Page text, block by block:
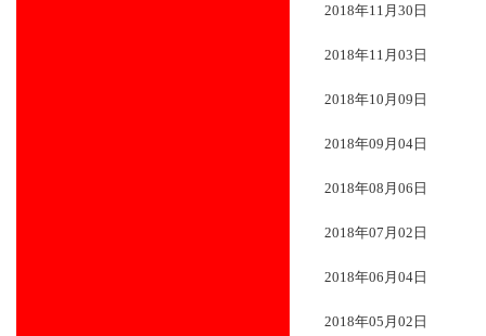
2018年11月30日
2018年11月03日
2018年10月09日
2018年09月04日
2018年08月06日
2018年07月02日
2018年06月04日
2018年05月02日